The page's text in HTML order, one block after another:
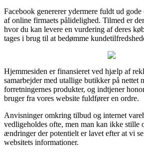
Facebook genererer ydermere fuldt ud
af online firmaets pålidelighed. Tilmed er
hvor du kan levere en vurdering af deres
tages i brug til at bedømme
Hjemmesiden er finansieret ved hjælp af
samarbejder med utallige butikker på nettet
forretningernes produkter, og indtjener
bruger fra vores website fuldfører en ordre.
Anvisninger omkring tilbud og internet
vedligeholdes ofte, men man kan ikke stille
ændringer der potentielt er lavet efter at vi
websitets informationer.